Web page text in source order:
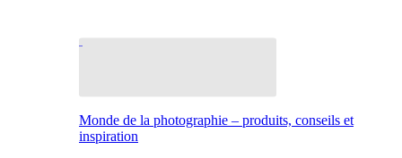
Monde de la photographie – produits, conseils et
inspiration